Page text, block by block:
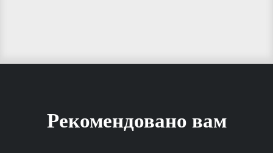
Рекомендовано вам